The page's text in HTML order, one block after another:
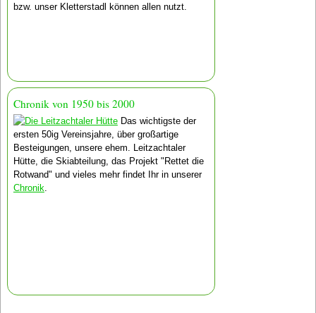
bzw. unser Kletter­stadl können allen nutzt.
Chronik von 1950 bis 2000
Das wichtigste der
ersten 50ig Vereins­jahre, über großartige
Besteigungen, unsere ehem. Leitzachtaler
Hütte, die Skiabteilung, das Projekt "Rettet die
Rotwand" und vieles mehr findet Ihr in unserer
Chronik